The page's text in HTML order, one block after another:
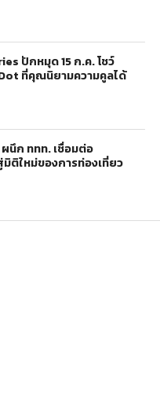
ปักหมุด 15 ก.ค. โชว์
ที่คุณนิยามความคูลได้
นึก ททท. เชื่อมต่อ
ติใหม่ของการท่องเที่ยว